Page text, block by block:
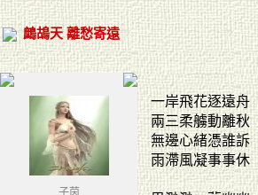
鷓鴣天 離愁寄遠
子茵
一岸飛花逐遠舟
兩三柔艣動離秋
無邊心緒憑誰訴
雨滯風凝事事休